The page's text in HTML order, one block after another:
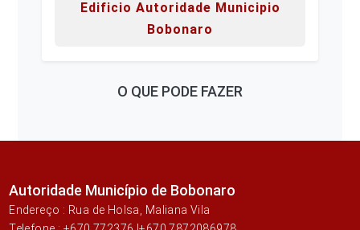
Edificio Autoridade Municipio
Bobonaro
O QUE PODE FAZER
Autoridade Município de Bobonaro
Endereço : Rua de Holsa, Maliana Vila